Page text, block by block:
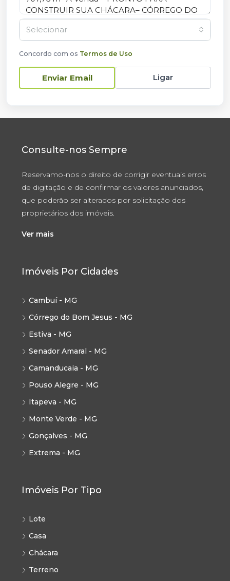
Selecionar
Concordo com os Termos de Uso
Enviar Email Ligar
Consulte-nos Sempre
Reservamo-nos o direito de corrigir eventuais erros
de digitação e de confirmar os valores anunciados,
que poderão ser alterados por solicitação dos
proprietários dos imóveis.
Ver mais
Imóveis Por Cidades
Cambuí - MG
Córrego do Bom Jesus - MG
Estiva - MG
Senador Amaral - MG
Camanducaia - MG
Pouso Alegre - MG
Itapeva - MG
Monte Verde - MG
Gonçalves - MG
Extrema - MG
Imóveis Por Tipo
Lote
Casa
Chácara
Terreno